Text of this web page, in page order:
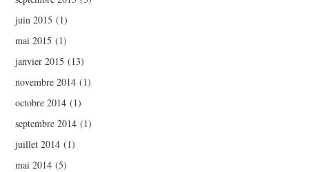
juin 2015 (1)
mai 2015 (1)
janvier 2015 (13)
novembre 2014 (1)
octobre 2014 (1)
septembre 2014 (1)
juillet 2014 (1)
mai 2014 (5)